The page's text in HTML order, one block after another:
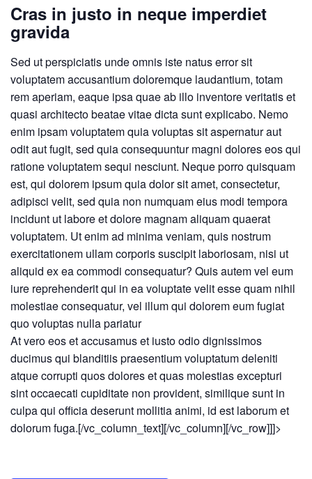
Cras in justo in neque imperdiet
gravida
Sed ut perspiciatis unde omnis iste natus error sit
voluptatem accusantium doloremque laudantium, totam
rem aperiam, eaque ipsa quae ab illo inventore veritatis et
quasi architecto beatae vitae dicta sunt explicabo. Nemo
enim ipsam voluptatem quia voluptas sit aspernatur aut
odit aut fugit, sed quia consequuntur magni dolores eos qui
ratione voluptatem sequi nesciunt. Neque porro quisquam
est, qui dolorem ipsum quia dolor sit amet, consectetur,
adipisci velit, sed quia non numquam eius modi tempora
incidunt ut labore et dolore magnam aliquam quaerat
voluptatem. Ut enim ad minima veniam, quis nostrum
exercitationem ullam corporis suscipit laboriosam, nisi ut
aliquid ex ea commodi consequatur? Quis autem vel eum
iure reprehenderit qui in ea voluptate velit esse quam nihil
molestiae consequatur, vel illum qui dolorem eum fugiat
quo voluptas nulla pariatur
At vero eos et accusamus et iusto odio dignissimos
ducimus qui blanditiis praesentium voluptatum deleniti
atque corrupti quos dolores et quas molestias excepturi
sint occaecati cupiditate non provident, similique sunt in
culpa qui officia deserunt mollitia animi, id est laborum et
dolorum fuga.[/vc_column_text][/vc_column][/vc_row]]]>